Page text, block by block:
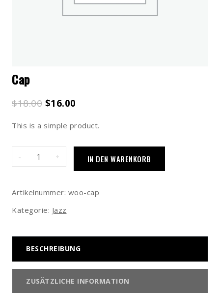
Cap
$18.00 Ursprünglicher
war:
$16.00
ist:
This is a simple product.
Cap
Menge
IN DEN WARENKORB
Artikelnummer: woo-cap
Kategorie: Jazz
BESCHREIBUNG
ZUSÄTZLICHE INFORMATION